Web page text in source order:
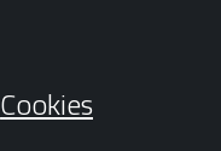
Cookies